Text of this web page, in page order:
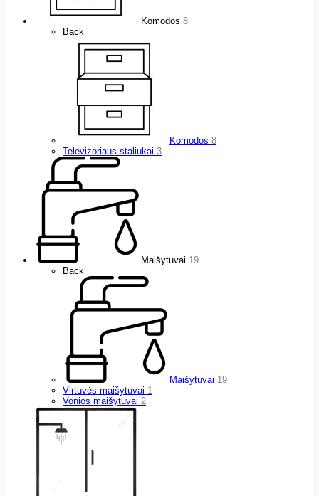
Komodos 8
Back
Komodos 8
Televizoriaus staliukai 3
Maišytuvai 19
Back
Maišytuvai 19
Virtuvės maišytuvai 1
Vonios maišytuvai 2